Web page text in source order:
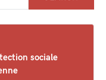
sociale